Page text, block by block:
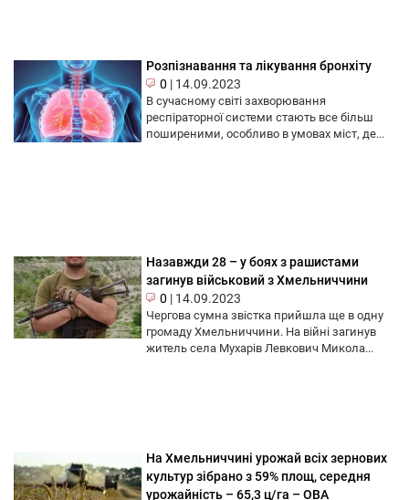
Розпізнавання та лікування бронхіту
0 | 14.09.2023
В сучасному світі захворювання
респіраторної системи стають все більш
поширеними, особливо в умовах міст, де...
Назавжди 28 – у боях з рашистами
загинув військовий з Хмельниччини
0 | 14.09.2023
Чергова сумна звістка прийшла ще в одну
громаду Хмельниччини. На війні загинув
житель села Мухарів Левкович Микола...
На Хмельниччині урожай всіх зернових
культур зібрано з 59% площ, середня
урожайність – 65,3 ц/га – ОВА